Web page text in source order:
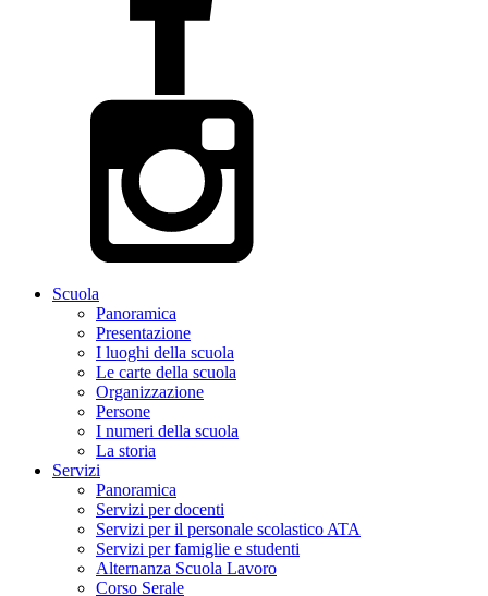
Scuola
Panoramica
Presentazione
I luoghi della scuola
Le carte della scuola
Organizzazione
Persone
I numeri della scuola
La storia
Servizi
Panoramica
Servizi per docenti
Servizi per il personale scolastico ATA
Servizi per famiglie e studenti
Alternanza Scuola Lavoro
Corso Serale